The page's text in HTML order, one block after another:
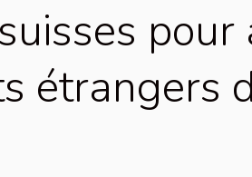
étrangers